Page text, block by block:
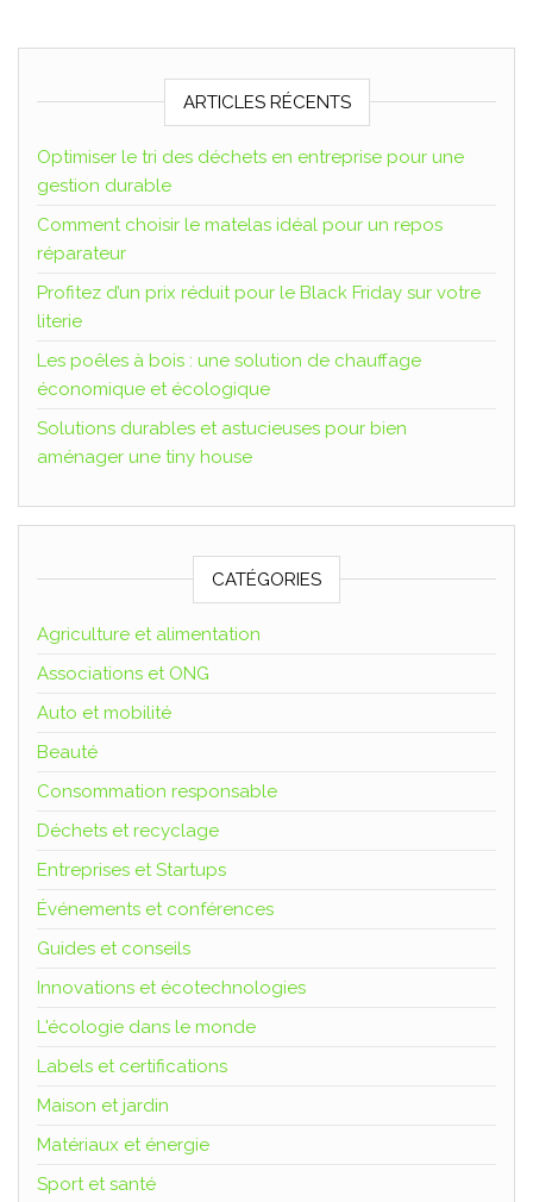
ARTICLES RÉCENTS
Optimiser le tri des déchets en entreprise pour une
gestion durable
Comment choisir le matelas idéal pour un repos
réparateur
Profitez d’un prix réduit pour le Black Friday sur votre
literie
Les poêles à bois : une solution de chauffage
économique et écologique
Solutions durables et astucieuses pour bien
aménager une tiny house
CATÉGORIES
Agriculture et alimentation
Associations et ONG
Auto et mobilité
Beauté
Consommation responsable
Déchets et recyclage
Entreprises et Startups
Événements et conférences
Guides et conseils
Innovations et écotechnologies
L'écologie dans le monde
Labels et certifications
Maison et jardin
Matériaux et énergie
Sport et santé